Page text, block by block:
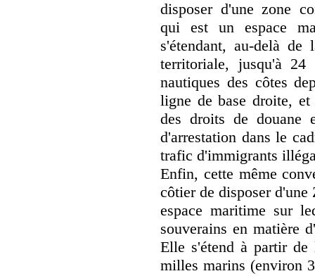
disposer d'une zone
qui est un espace
s'étendant, au-delà de
territoriale, jusqu'à 24
nautiques des côtes
ligne de base droite,
des droits de
d'arrestation dans le
trafic d'immigrants
Enfin, cette même
côtier de disposer
espace maritime sur
souverains en matière
Elle s'étend à partir
milles marins (environ